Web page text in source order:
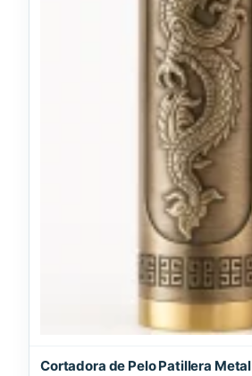
Cortadora de Pelo Patillera Metal